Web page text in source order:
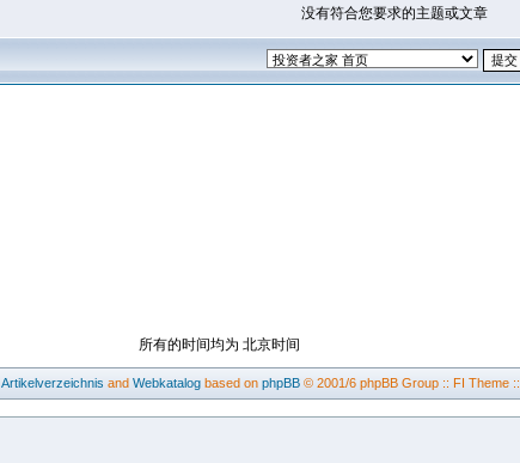
没有符合您要求的主题或文章
所有的时间均为 北京时间
Artikelverzeichnis and Webkatalog based on phpBB © 2001/6 phpBB Group :: FI Theme ::